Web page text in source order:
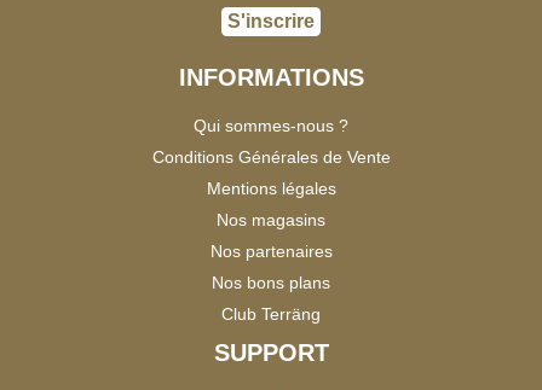
S'inscrire
INFORMATIONS
Qui sommes-nous ?
Conditions Générales de Vente
Mentions légales
Nos magasins
Nos partenaires
Nos bons plans
Club Terräng
SUPPORT